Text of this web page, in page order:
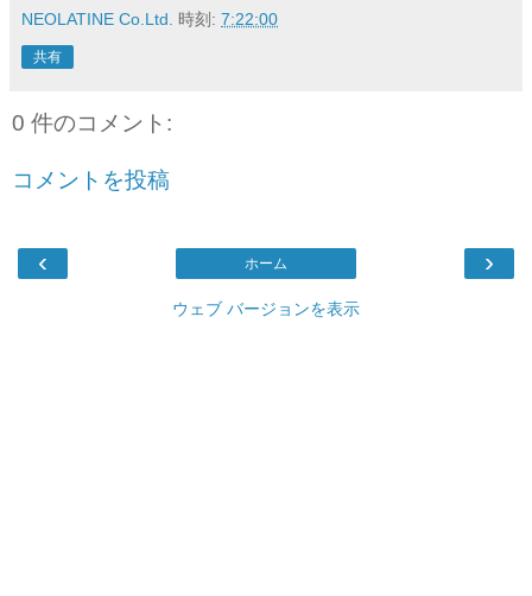
NEOLATINE Co.Ltd. 時刻: 7:22:00
共有
0 件のコメント:
コメントを投稿
‹ ›
ホーム
ウェブ バージョンを表示